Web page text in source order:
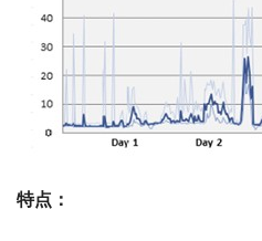
特点：
免维护且特殊设计和构